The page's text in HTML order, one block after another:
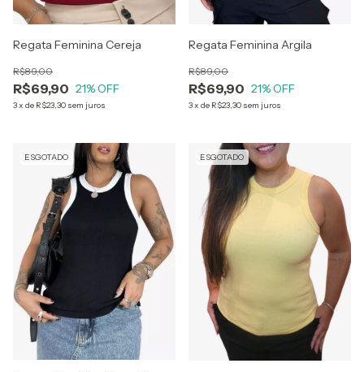
Regata Feminina Cereja
R$69,90
R$89,00
21% OFF
3x de R$23,30 sem juros
Regata Feminina Argila
R$69,90
R$89,00
21% OFF
3x de R$23,30 sem juros
ESGOTADO ESGOTADO